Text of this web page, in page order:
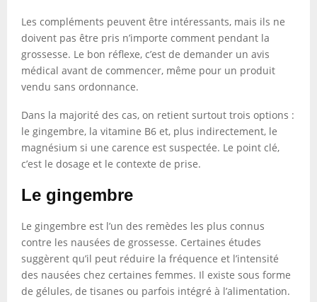
Les compléments peuvent être intéressants, mais ils ne
doivent pas être pris n’importe comment pendant la
grossesse. Le bon réflexe, c’est de demander un avis
médical avant de commencer, même pour un produit
vendu sans ordonnance.
Dans la majorité des cas, on retient surtout trois options :
le gingembre, la vitamine B6 et, plus indirectement, le
magnésium si une carence est suspectée. Le point clé,
c’est le dosage et le contexte de prise.
Le gingembre
Le gingembre est l’un des remèdes les plus connus
contre les nausées de grossesse. Certaines études
suggèrent qu’il peut réduire la fréquence et l’intensité
des nausées chez certaines femmes. Il existe sous forme
de gélules, de tisanes ou parfois intégré à l’alimentation.